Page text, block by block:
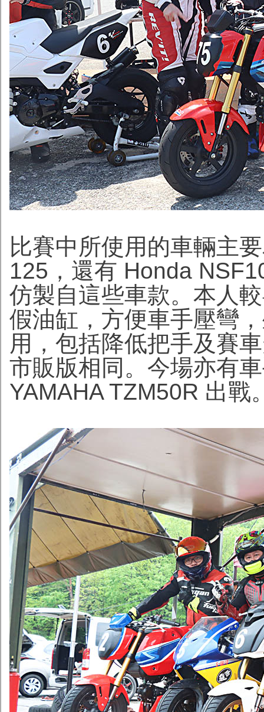
比賽中所使用的車輛主
125，還有 Honda
仿製自這些車款。本人
假油缸，方便車手壓彎
用，包括降低把手及賽
市販版相同。今場亦有
YAMAHA TZM50R 出戰